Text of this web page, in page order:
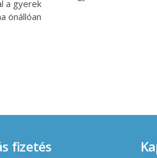
a gyerek
önállóan
fizetés